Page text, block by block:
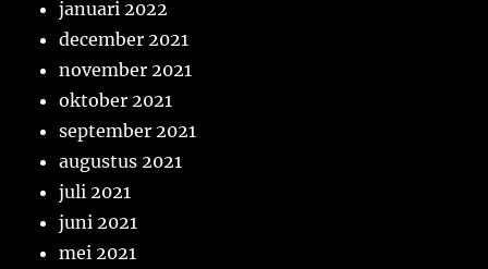
januari 2022
december 2021
november 2021
oktober 2021
september 2021
augustus 2021
juli 2021
juni 2021
mei 2021